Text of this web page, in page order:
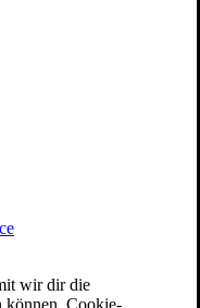
wir dir die